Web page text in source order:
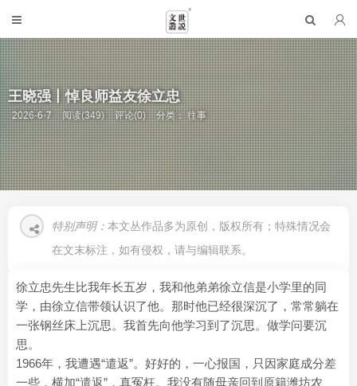
王晓强丨悼良师益友徐立忠
2026-6-7 阅读(349) 评论(0) 分类：往事
特别声明： 本文丛作品多为原创，版权所有；特殊情况会
在文末标注，如有侵权，请与编辑联系。
徐立忠先生比我年长五岁，我和他弟弟徐立信是小学里的同
学，由徐立信带领认识了他。那时他已经很深沉了，常常躺在
一张钢丝床上沉思。我首先向他学习到了沉思。做学问要沉
思。
1966年，我遭遇“遣返”。好好的，一心报国，只因家庭成分差
一些，横加“遣返”，真冤枉。我没有随母亲回到原籍潍坊农